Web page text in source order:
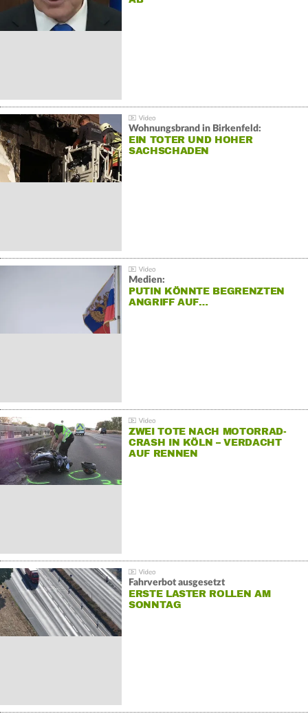
Wohnungsbrand in Birkenfeld:
EIN TOTER UND HOHER
SACHSCHADEN
Medien:
PUTIN KÖNNTE BEGRENZTEN
ANGRIFF AUF…
ZWEI TOTE NACH MOTORRAD-
CRASH IN KÖLN – VERDACHT
AUF RENNEN
Fahrverbot ausgesetzt
ERSTE LASTER ROLLEN AM
SONNTAG